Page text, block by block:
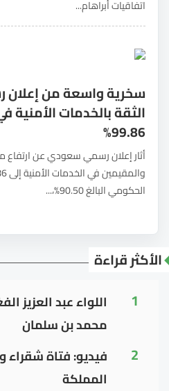
اتفاقيات أبراهام...
سخرية واسعة من
الثقة بالخدمات الأمنية
99.86%
أثار إعلان رسمي سعودي عن ارتفاع
الحكومي البالغ 90.50%،...
الأكثر قراءة
1
اللواء عبد العزيز
محمد بن سلمان
2
فيديو: فتاة
المملكة